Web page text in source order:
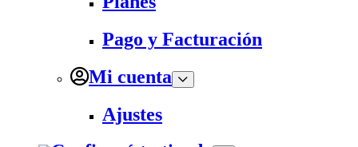
Pago y Facturación
Mi cuenta
Ajustes